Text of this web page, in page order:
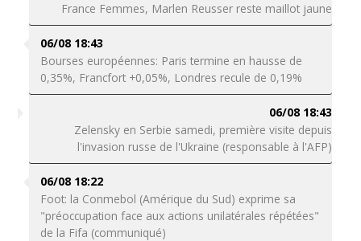
France Femmes, Marlen Reusser reste maillot jaune
06/08 18:43
Bourses européennes: Paris termine en hausse de
0,35%, Francfort +0,05%, Londres recule de 0,19%
06/08 18:43
Zelensky en Serbie samedi, première visite depuis
l'invasion russe de l'Ukraine (responsable à l'AFP)
06/08 18:22
Foot: la Conmebol (Amérique du Sud) exprime sa
"préoccupation face aux actions unilatérales répétées"
de la Fifa (communiqué)